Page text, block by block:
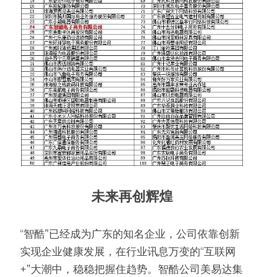
未来再创辉煌
“智酷”已经成为广东的知名企业，公司依靠创新
实现企业健康发展，在行业讯息万变的“互联网
+”大潮中，稳稳把握住趋势。智酷公司美易达集